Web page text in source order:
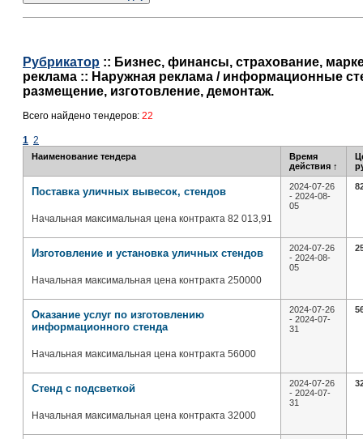
Рубрикатор :: Бизнес, финансы, страхование,
реклама :: Наружная реклама / информационные
размещение, изготовление, демонтаж.
Всего найдено тендеров: 22
1 2
Наименование тендера
Время
действия ↑
Поставка уличных вывесок, стендов
Начальная максимальная цена контракта 82 013,91
2024-07-26
- 2024-08-
05
Изготовление и установка уличных стендов
Начальная максимальная цена контракта 250000
2024-07-26
- 2024-08-
05
Оказание услуг по изготовлению
информационного стенда
Начальная максимальная цена контракта 56000
2024-07-26
- 2024-07-
31
Стенд с подсветкой
Начальная максимальная цена контракта 32000
2024-07-26
- 2024-07-
31